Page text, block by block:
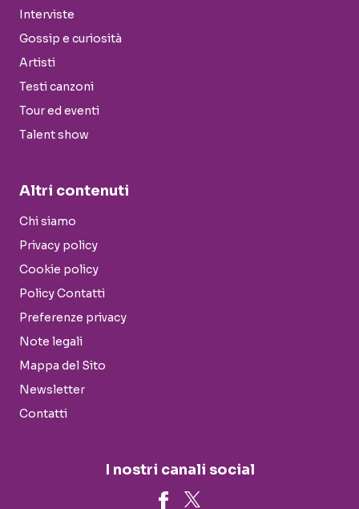
Interviste
Gossip e curiosità
Artisti
Testi canzoni
Tour ed eventi
Talent show
Altri contenuti
Chi siamo
Privacy policy
Cookie policy
Policy Contatti
Preferenze privacy
Note legali
Mappa del Sito
Newsletter
Contatti
I nostri canali social